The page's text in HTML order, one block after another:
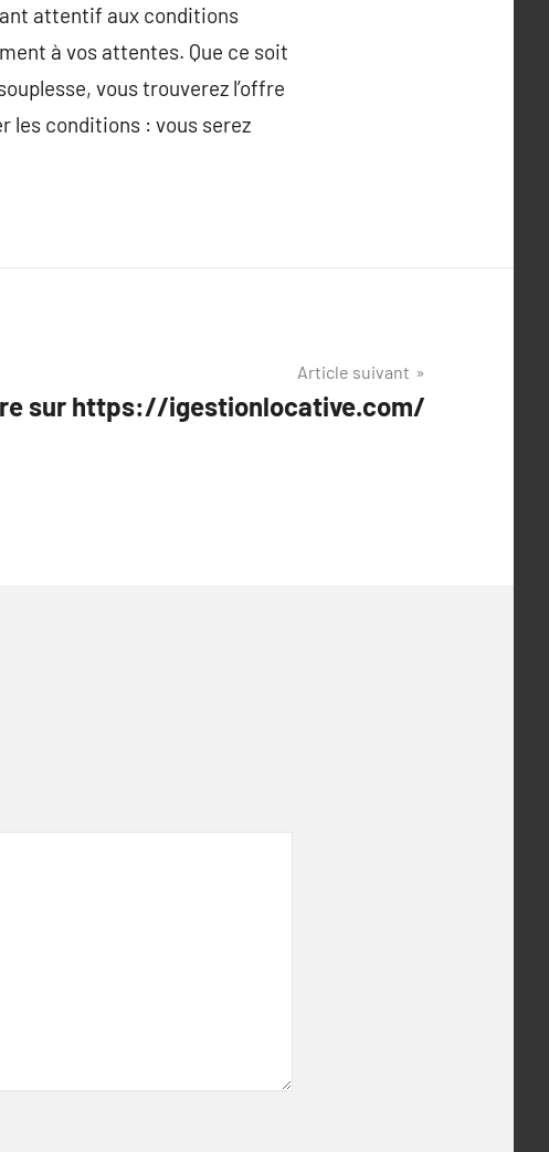
attentif aux conditions
à vos attentes. Que ce soit
vous trouverez l’offre
les conditions : vous serez
Article suivant
sur https://igestionlocative.com/